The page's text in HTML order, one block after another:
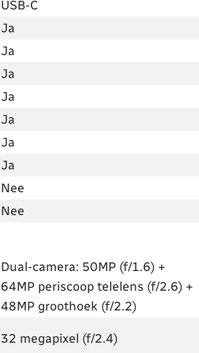
USB-C
Ja
Ja
Ja
Ja
Ja
Ja
Ja
Nee
Nee
Dual-camera: 50MP (f/1.6) +
64MP periscoop telelens (f/2.6) +
48MP groothoek (f/2.2)
32 megapixel (f/2.4)